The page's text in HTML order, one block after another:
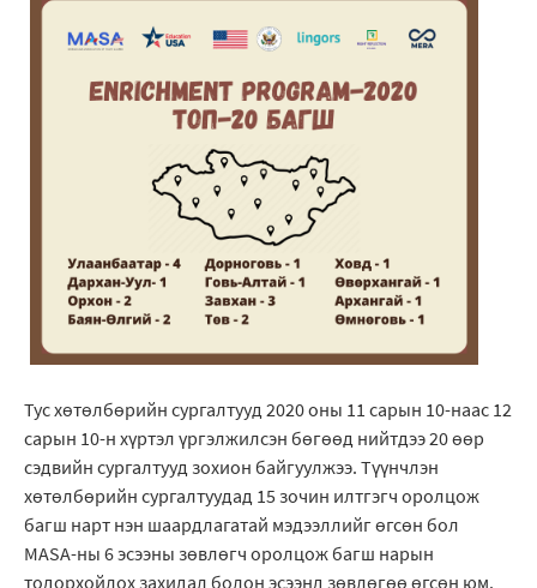
Тус хөтөлбөрийн сургалтууд 2020 оны 11 сарын 10-наас 12
сарын 10-н хүртэл үргэлжилсэн бөгөөд нийтдээ 20 өөр
сэдвийн сургалтууд зохион байгуулжээ. Түүнчлэн
хөтөлбөрийн сургалтуудад 15 зочин илтгэгч оролцож
багш нарт нэн шаардлагатай мэдээллийг өгсөн бол
МАSA-ны 6 эсээны зөвлөгч оролцож багш нарын
тодорхойлох захидал болон эсээнд зөвлөгөө өгсөн юм.